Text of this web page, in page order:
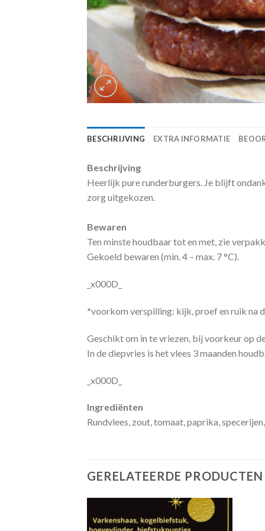
BESCHRIJVING EXTRA INFORMATIE
Beschrijving
Heerlijk pure runderburgers. Je blijft
zorg uitgekozen.
Bewaren
Ten minste houdbaar tot en met, zie
Gekoeld bewaren (min. 4 – max. 7 °C).
_x000D_
*voorkom verspilling: kijk, proef en ruik na
Geschikt om in te vriezen, bij voorkeur op
In de diepvries is het vlees 3 maanden
_x000D_
Ingrediënten
Rundvlees, zout, tomaat, paprika,
GERELATEERDE PRODUCTEN